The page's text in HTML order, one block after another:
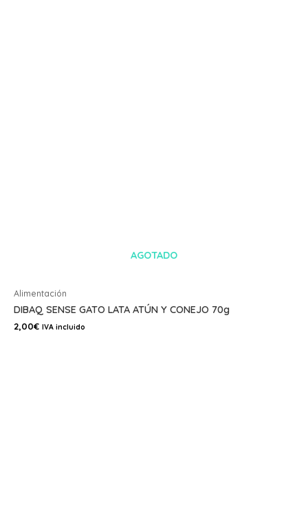
AGOTADO
Alimentación
DIBAQ SENSE GATO LATA ATÚN Y CONEJO 70g
2,00€ IVA incluido